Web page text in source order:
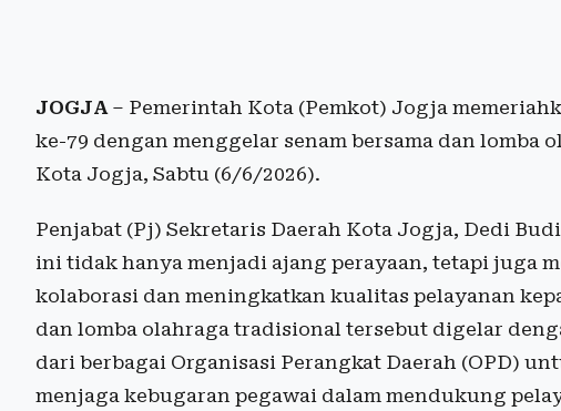
JOGJA– Pemerintah Kota (Pemkot) Jogja
ke-79 dengan menggelar senam bersama dan lomba
Kota Jogja, Sabtu (6/6/2026).
Penjabat (Pj) Sekretaris Daerah Kota Jogja, Dedi
ini tidak hanya menjadi ajang perayaan, tetapi juga
kolaborasi dan meningkatkan kualitas pelayanan
dan lomba olahraga tradisional tersebut digelar
dari berbagai Organisasi Perangkat Daerah (OPD)
menjaga kebugaran pegawai dalam mendukung